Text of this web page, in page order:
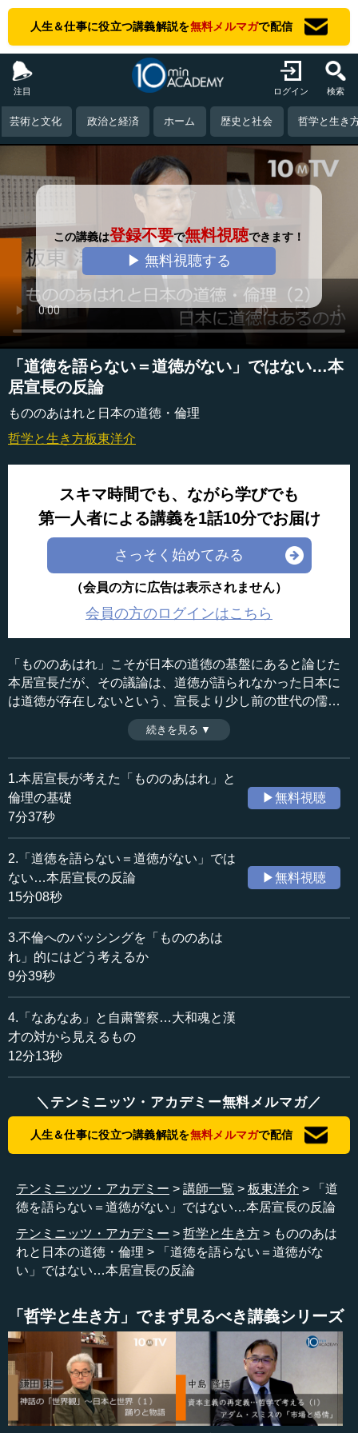
人生＆仕事に役立つ講義解説を無料メルマガで配信
注目 ログイン 検索
芸術と文化 政治と経済 ホーム 歴史と社会 哲学と生き
この講義は登録不要で無料視聴できます！
▶ 無料視聴する
「道徳を語らない＝道徳がない」ではない…本
居宣長の反論
もののあはれと日本の道徳・倫理
哲学と生き方板東洋介
スキマ時間でも、ながら学びでも
第一人者による講義を1話10分でお届け
さっそく始めてみる
（会員の方に広告は表示されません）
会員の方のログインはこちら
「もののあはれ」こそが日本の道徳の基盤にあると論じた
本居宣長だが、その議論は、道徳が語られなかった日本に
は道徳が存在しないという、宣長より少し前の世代の儒
者・太宰春台の主張に対する反論として展開された。その
ような日本の道徳性について、宣長はどのように論じたの
か。儒教や仏教といった教義が明文化された思想と対比し
て解説する。（全4話中第2話）
※インタビュアー：川上達史（テンミニッツTV編集長）
収録日：2023年8月4日
追加日：2024年1月25日
カテゴリー：
哲学・思想
≪全文≫
●道徳が語られない日本にも道徳はあった
をベースにした道徳観といいますか、倫理観というのが当
然、例えば中国であったり、あるいは西洋であったりの道
徳観と違うということで、いろいろな議論が出てくるとい
うことなのですけれども、まず最初に先生にご紹介いただ
きましたのが、本居宣長の『直毘霊』というところです。
これはどういうご本になるのでしょうか。
板東 これは宣長の主著の『古事記伝』という『古事記』
の注釈書のいちばん最初に付いている国学のマニフェスト
といいますか、国学の思想を簡単に紹介した、すごく有名
な、これ自体も1冊の本として出版されたものです。すごく
短いけれども大事な本であって、かつ、これは今からお話
名な儒者が、まさに日本の道徳を徹底的に批判した『弁道
書』という本があるのですが、それに対する反論として書
―― なるほど。これを読ませていただきますと、「実は
しなりけり」「古の大御代には、道といふ言挙げもさらに
なかりき、其はたゞ物にゆく道こそ有けれ、物のことわり
あるべきすべ、万の教へごとをしも、何の道くれの道とい
ふことは、異国のさだなり」というところでございます
ね。
板東 ありがとうございます。これがまさに春台への批判
続きを見る ▼
1.本居宣長が考えた「もののあはれ」と
倫理の基礎
7分37秒
▶無料視聴
2.「道徳を語らない＝道徳がない」では
ない…本居宣長の反論
15分08秒
▶無料視聴
3.不倫へのバッシングを「もののあは
れ」的にはどう考えるか
9分39秒
4.「なあなあ」と自粛警察…大和魂と漢
才の対から見えるもの
12分13秒
＼テンミニッツ・アカデミー無料メルマガ／
人生＆仕事に役立つ講義解説を無料メルマガで配信
テンミニッツ・アカデミー 講師一覧 板東洋介
「道
徳を語らない＝道徳がない」ではない…本居宣長の反論
テンミニッツ・アカデミー
哲学と生き方
もののあは
れと日本の道徳・倫理
「道徳を語らない＝道徳がな
い」ではない…本居宣長の反論
「哲学と生き方」でまず見るべき講義シリーズ